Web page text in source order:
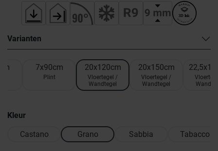
Varianten
7x90cm
Plint
20x120cm
Vloertegel /
Wandtegel
20x150cm
Vloertegel /
Wandtegel
Kleur
Castano Grano Sabbia Tabacco